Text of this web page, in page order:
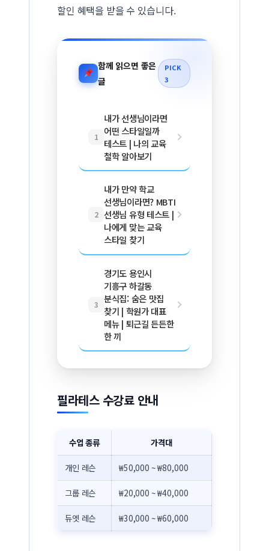
할인 혜택을 받을 수 있습니다.
함께 읽으면 좋은
글
PICK
3
1
내가 선생님이라면
어떤 스타일일까
테스트 | 나의 교육
철학 알아보기
2
내가 만약 학교
선생님이라면? MBTI
선생님 유형 테스트 |
나에게 맞는 교육
스타일 찾기
3
경기도 용인시
기흥구 하갈동
분식집: 숨은 맛집
찾기 | 학원가 대표
메뉴 | 퇴근길 든든한
한 끼
필라테스 수강료 안내
수업 종류 가격대
개인 레슨 ₩50,000 ~ ₩80,000
그룹 레슨 ₩20,000 ~ ₩40,000
듀엣 레슨 ₩30,000 ~ ₩60,000